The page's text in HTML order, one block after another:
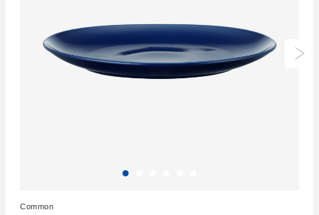
Common